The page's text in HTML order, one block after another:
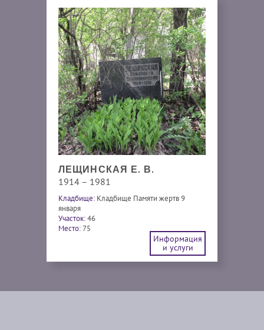
ЛЕЩИНСКАЯ Е. В.
1914 – 1981
Кладбище: Кладбище Памяти жертв 9
января
Участок:46
Место:75
Информация
и услуги